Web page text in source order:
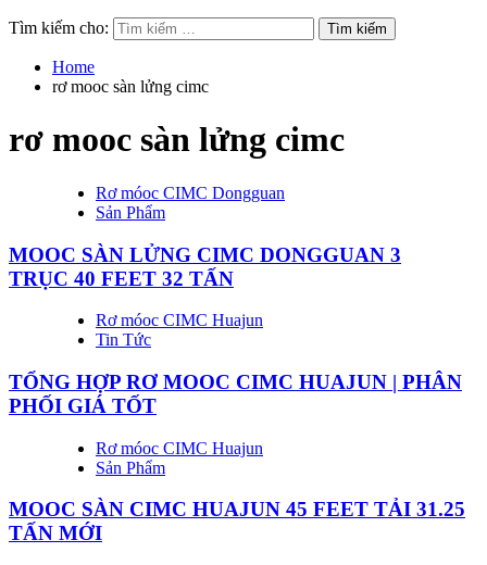
Tìm kiếm cho:
Home
rơ mooc sàn lửng cimc
rơ mooc sàn lửng cimc
Rơ móoc CIMC Dongguan
Sản Phẩm
MOOC SÀN LỬNG CIMC DONGGUAN 3
TRỤC 40 FEET 32 TẤN
Rơ móoc CIMC Huajun
Tin Tức
TỔNG HỢP RƠ MOOC CIMC HUAJUN | PHÂN
PHỐI GIÁ TỐT
Rơ móoc CIMC Huajun
Sản Phẩm
MOOC SÀN CIMC HUAJUN 45 FEET TẢI 31.25
TẤN MỚI